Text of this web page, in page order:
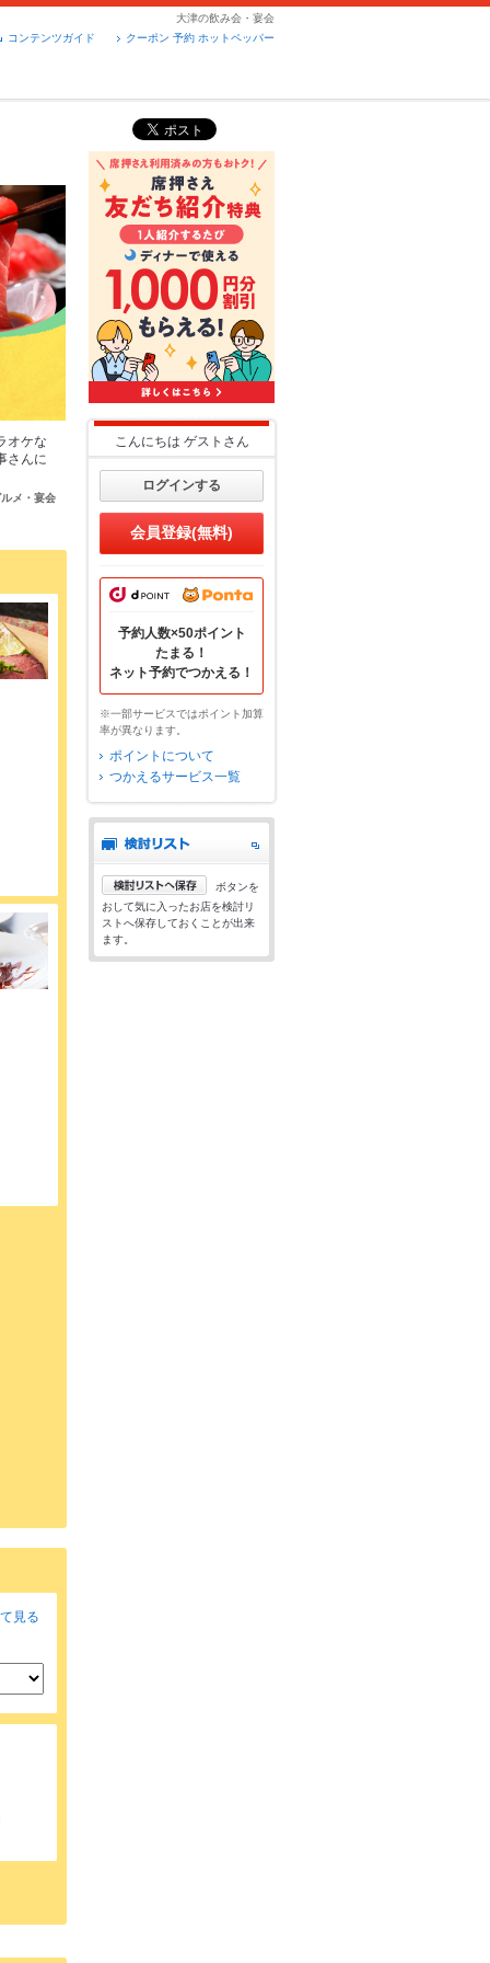
大津の飲み会・宴会
クーポン 予約 ホットペッパー
コンテンツガイド
オケな
さんに
メ・宴会
見る
こんにちは ゲスト さん
ログインする
会員登録(無料)
予約人数×50ポイント
たまる！
ネット予約でつかえる！
※一部サービスではポイント加算
率が異なります。
ポイントについて
つかえるサービス一覧
ボタンを
おして気に入ったお店を検討リ
ストへ保存しておくことが出来
ます。